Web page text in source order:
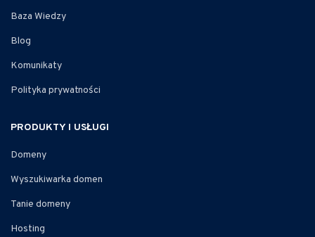
Baza Wiedzy
Blog
Komunikaty
Polityka prywatności
PRODUKTY I USŁUGI
Domeny
Wyszukiwarka domen
Tanie domeny
Hosting